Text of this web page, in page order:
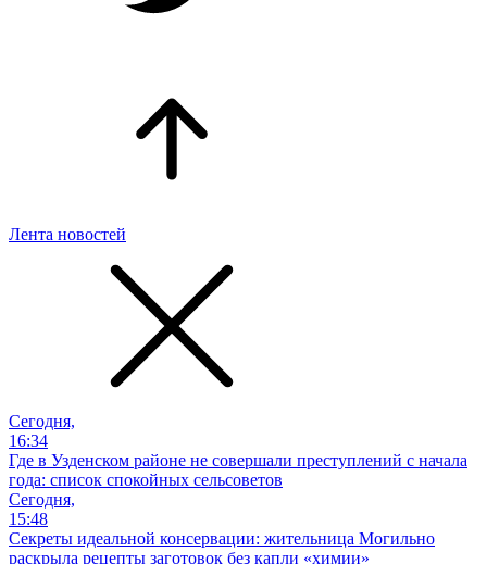
Лента новостей
Сегодня,
16:34
Где в Узденском районе не совершали преступлений с начала
года: список спокойных сельсоветов
Сегодня,
15:48
Секреты идеальной консервации: жительница Могильно
раскрыла рецепты заготовок без капли «химии»